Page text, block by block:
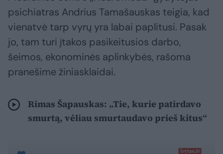
psichiatras Andrius Tamašauskas teigia, kad
vienatvė tarp vyrų yra labai paplitusi. Pasak
jo, tam turi įtakos pasikeitusios darbo,
šeimos, ekonominės aplinkybės, rašoma
pranešime žiniasklaidai.
Rimas Šapauskas: „Tie, kurie patirdavo
smurtą, vėliau smurtaudavo prieš kitus“